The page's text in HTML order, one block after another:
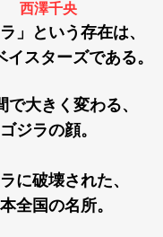
西澤千央
ラ」という存在は、
イスターズである。
で大きく変わる、
ゴジラの顔。
に破壊された、
全国の名所。